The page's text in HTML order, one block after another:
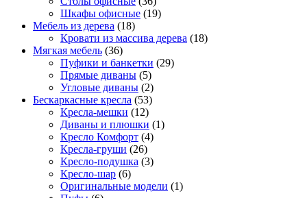
Шкафы офисные (19)
Мебель из дерева (18)
Кровати из массива дерева (18)
Мягкая мебель (36)
Пуфики и банкетки (29)
Прямые диваны (5)
Угловые диваны (2)
Бескаркасные кресла (53)
Кресла-мешки (12)
Диваны и плюшки (1)
Кресло Комфорт (4)
Кресла-груши (26)
Кресло-подушка (3)
Кресло-шар (6)
Оригинальные модели (1)